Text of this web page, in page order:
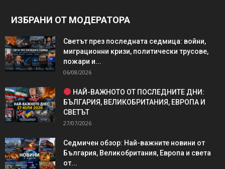
ИЗБРАНИ ОТ МОДЕРАТОРА
Светът през последната седмица: войни,
миграционни кризи, политически трусове,
пожари и...
06/08/2026
НАЙ-ВАЖНОТО ОТ ПОСЛЕДНИТЕ ДНИ:
БЪЛГАРИЯ, ВЕЛИКОБРИТАНИЯ, ЕВРОПА И
СВЕТЪТ
27/07/2026
Седмичен обзор: Най-важните новини от
България, Великобритания, Европа и света
от...